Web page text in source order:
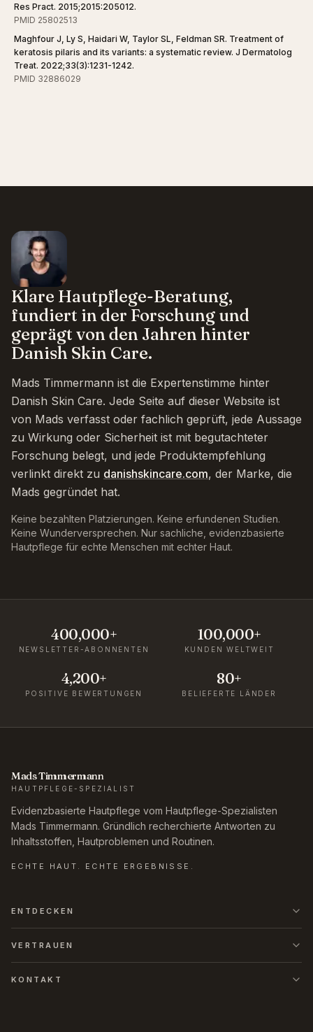
Res Pract. 2015;2015:205012.
PMID 25802513
Maghfour J, Ly S, Haidari W, Taylor SL, Feldman SR. Treatment of
keratosis pilaris and its variants: a systematic review. J Dermatolog
Treat. 2022;33(3):1231-1242.
PMID 32886029
Klare Hautpflege-Beratung,
fundiert in der Forschung und
geprägt von den Jahren hinter
Danish Skin Care.
Mads Timmermann ist die Expertenstimme hinter
Danish Skin Care. Jede Seite auf dieser Website ist
von Mads verfasst oder fachlich geprüft, jede Aussage
zu Wirkung oder Sicherheit ist mit begutachteter
Forschung belegt, und jede Produktempfehlung
verlinkt direkt zu danishskincare.com, der Marke, die
Mads gegründet hat.
Keine bezahlten Platzierungen. Keine erfundenen Studien.
Keine Wunderversprechen. Nur sachliche, evidenzbasierte
Hautpflege für echte Menschen mit echter Haut.
400,000+
NEWSLETTER-ABONNENTEN
100,000+
KUNDEN WELTWEIT
4,200+
POSITIVE BEWERTUNGEN
80+
BELIEFERTE LÄNDER
Mads Timmermann
HAUTPFLEGE-SPEZIALIST
Evidenzbasierte Hautpflege vom Hautpflege-Spezialisten
Mads Timmermann. Gründlich recherchierte Antworten zu
Inhaltsstoffen, Hautproblemen und Routinen.
ECHTE HAUT. ECHTE ERGEBNISSE.
ENTDECKEN
VERTRAUEN
KONTAKT